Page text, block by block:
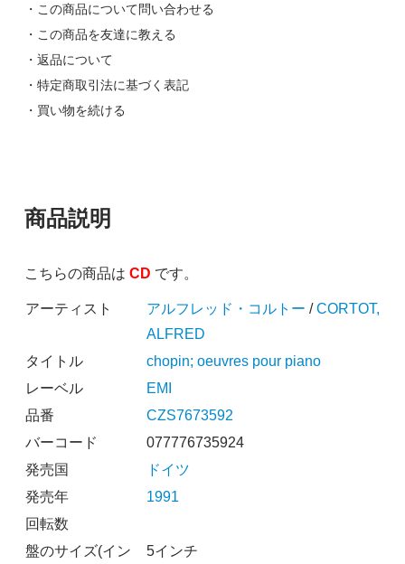
・この商品について問い合わせる
・この商品を友達に教える
・返品について
・特定商取引法に基づく表記
・買い物を続ける
商品説明
こちらの商品は CD です。
アーティスト アルフレッド・コルトー /CORTOT,
ALFRED
タイトル
chopin; oeuvres pour piano
レーベル
EMI
品番
CZS7673592
バーコード
077776735924
発売国
ドイツ
発売年
1991
回転数
盤のサイズ(イン
5インチ